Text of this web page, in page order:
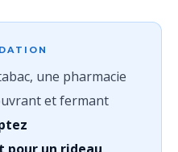
une pharmacie
et fermant